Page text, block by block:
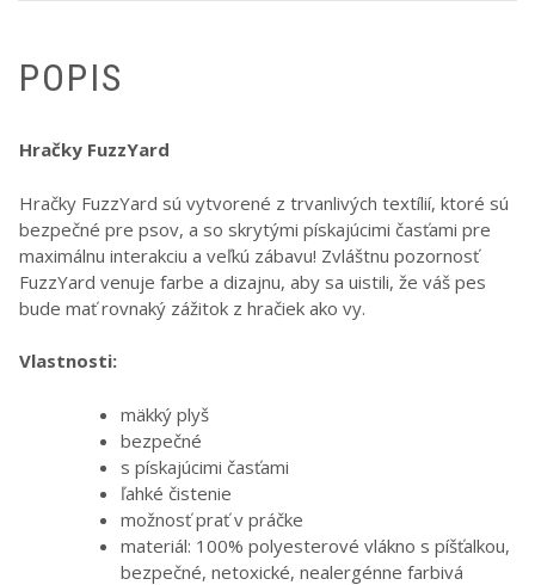
POPIS
Hračky FuzzYard
Hračky FuzzYard sú vytvorené z trvanlivých textílií, ktoré sú
bezpečné pre psov, a so skrytými pískajúcimi časťami pre
maximálnu interakciu a veľkú zábavu! Zvláštnu pozornosť
FuzzYard venuje farbe a dizajnu, aby sa uistili, že váš pes
bude mať rovnaký zážitok z hračiek ako vy.
Vlastnosti:
mäkký plyš
bezpečné
s pískajúcimi časťami
ľahké čistenie
možnosť prať v práčke
materiál: 100% polyesterové vlákno s píšťalkou,
bezpečné, netoxické, nealergénne farbivá